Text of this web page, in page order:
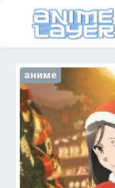
аниме